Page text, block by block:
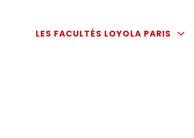
LES FACULTÉS LOYOLA PARIS